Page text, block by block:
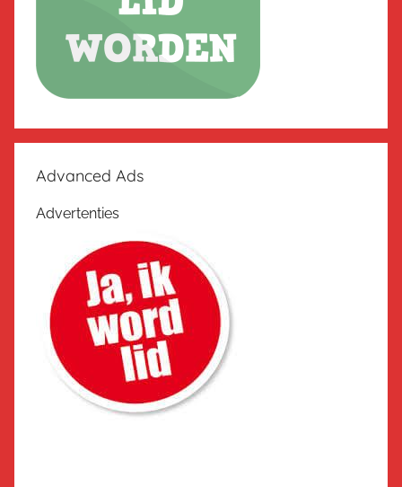
Advanced Ads
Advertenties